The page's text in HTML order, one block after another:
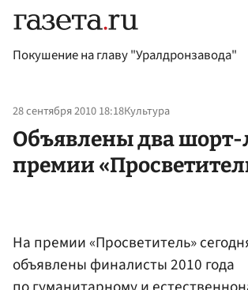
Покушение на главу "Уралдронзавода"
28 сентября 2010 18:18Культура
Объявлены два шорт-
премии
На премии «Просветитель»
объявлены финалисты 2010 года